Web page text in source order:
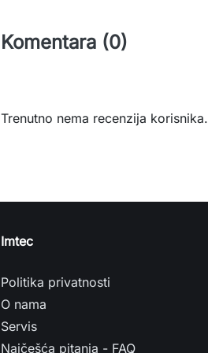
Komentara (0)
Trenutno nema recenzija korisnika.
Imtec
Politika privatnosti
O nama
Servis
Najčešća pitanja - FAQ